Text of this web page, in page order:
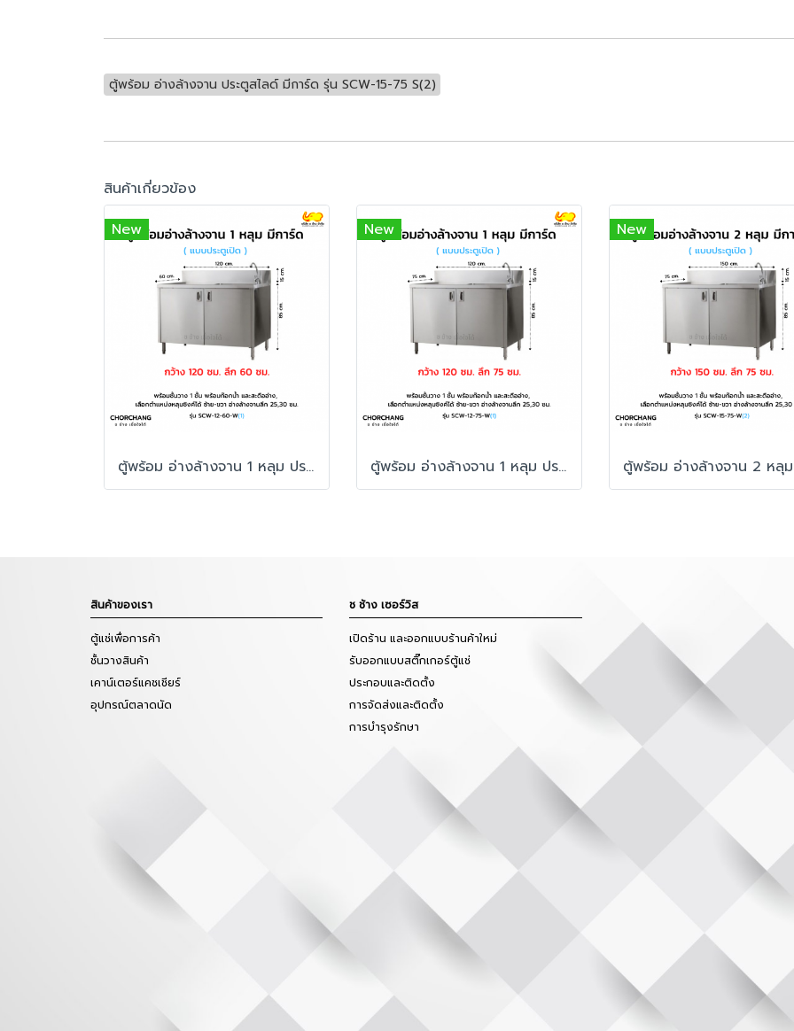
ตู้พร้อม อ่างล้างจาน ประตูสไลด์ มีการ์ด รุ่น SCW-15-75 S(2)
สินค้าเกี่ยวข้อง
New
ตู้พร้อม อ่างล้างจาน 1 หลุม ประตูเปิด มีการ์ด รุ่น SCW-12-60 W
New
ตู้พร้อม อ่างล้างจาน 1 หลุม ประตูเปิด มีการ์ด รุ่น SCW-12-75 W
New
สินค้าของเรา
ตู้แช่เพื่อการค้า
ชั้นวางสินค้า
เคาน์เตอร์แคชเชียร์
อุปกรณ์ตลาดนัด
ช ช้าง เซอร์วิส
เปิดร้าน และออกแบบร้านค้าใหม่
รับออกแบบสติ๊กเกอร์ตู้แช่
ประกอบและติดตั้ง
การจัดส่งและติดตั้ง
การบำรุงรักษา